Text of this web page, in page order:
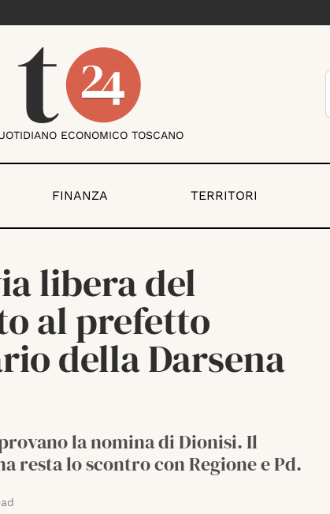
ECONOMICO TOSCANO
FINANZA TERRITORI
libera del
al prefetto
della Darsena
la nomina di Dionisi. Il
resta lo scontro con Regione e Pd.